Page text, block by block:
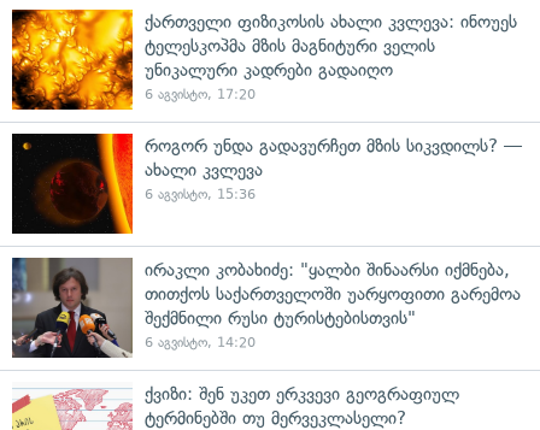
ქართველი ფიზიკოსის ახალი კვლევა: ინოუეს
ტელესკოპმა მზის მაგნიტური ველის
უნიკალური კადრები გადაიღო
6 აგვისტო, 17:20
როგორ უნდა გადავურჩეთ მზის სიკვდილს? —
ახალი კვლევა
6 აგვისტო, 15:36
ირაკლი კობახიძე: "ყალბი შინაარსი იქმნება,
თითქოს საქართველოში უარყოფითი გარემოა
შექმნილი რუსი ტურისტებისთვის"
6 აგვისტო, 14:20
ქვიზი: შენ უკეთ ერკვევი გეოგრაფიულ
ტერმინებში თუ მერვეკლასელი?